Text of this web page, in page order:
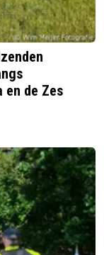
en de Zes